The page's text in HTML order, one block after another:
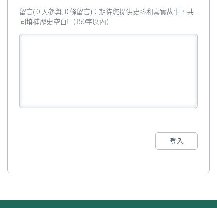
留言( 0 人參與, 0 條留言)：期待您提供史料和真實故事，共
同填補歷史空白!（150字以內）
登入